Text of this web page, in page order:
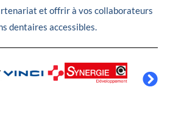
et offrir à vos collaborateurs
dentaires accessibles.